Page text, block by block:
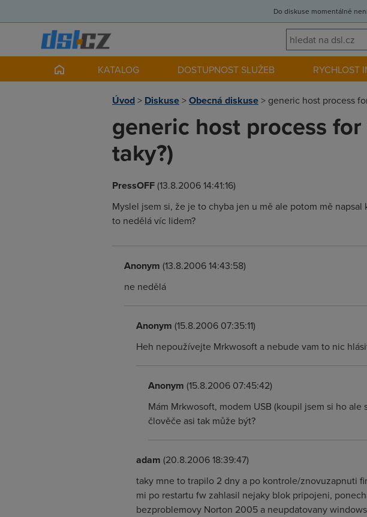
Do diskuse momentálně
KATALOG DOSTUPNOST SLUŽEB RYCHLOST
Úvod> Diskuse>Obecná diskuse> generic host process
generic host process
taky?)
PressOFF(13.8.2006 14:41:16)
Myslel jsem si, že je to chyba jen u mě ale potom mě
to nedělá víc lidem?
Anonym (13.8.2006 14:43:58)
ne nedělá
Anonym (15.8.2006 07:35:11)
Heh nepoužívejte Mrkwosoft a nebude vam to nic
Anonym (15.8.2006 07:45:42)
Mám Mrkwosoft, modem USB (koupil jsem si ho
člověče asi tak může být?
adam (20.8.2006 18:39:47)
taky mne to trapilo 2 dny a po kontrole/znovuzapnuti
mi po restartu fw zahlasil nejaky blok pripojeni,
bezproblemovy Norton 2005 a neupdatovany